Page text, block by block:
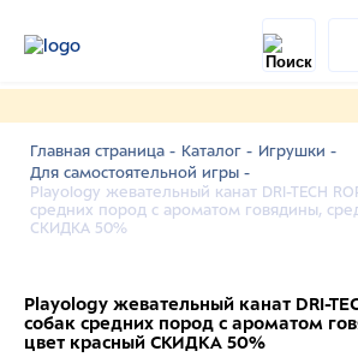
Главная страница - Каталог - Игрушки -
Для самостоятельной игры -
Playology жевательный канат DRI-TECH
средних пород с ароматом говядины,
СКИДКА 50%
Playology жевательный канат DRI-
собак средних пород с ароматом
цвет красный СКИДКА 50%